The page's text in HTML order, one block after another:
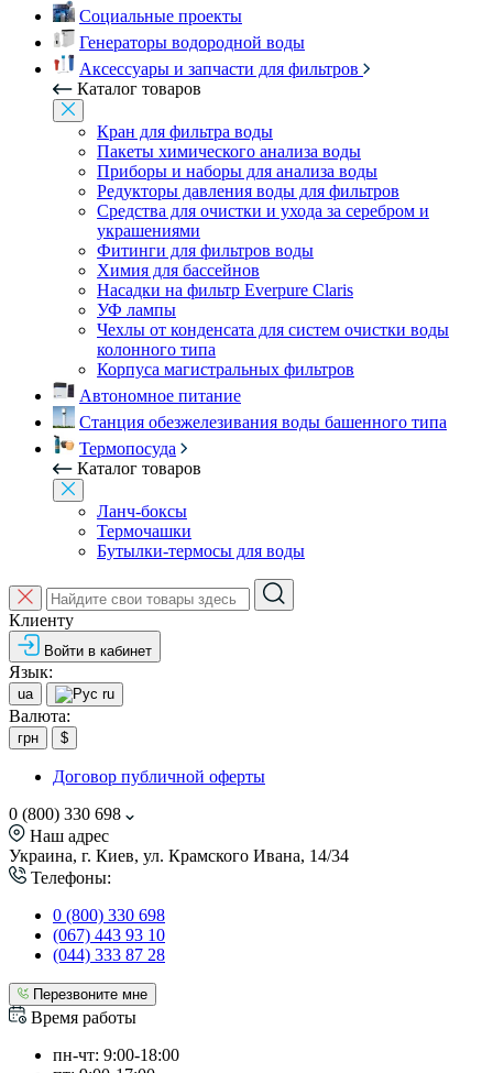
Социальные проекты
Генераторы водородной воды
Аксессуары и запчасти для фильтров
Каталог товаров
Кран для фильтра воды
Пакеты химического анализа воды
Приборы и наборы для анализа воды
Редукторы давления воды для фильтров
Средства для очистки и ухода за серебром и
украшениями
Фитинги для фильтров воды
Химия для бассейнов
Насадки на фильтр Everpure Claris
УФ лампы
Чехлы от конденсата для систем очистки воды
колонного типа
Корпуса магистральных фильтров
Автономное питание
Станция обезжелезивания воды башенного типа
Термопосуда
Каталог товаров
Ланч-боксы
Термочашки
Бутылки-термосы для воды
Клиенту
Войти в кабинет
Язык:
ua ru
Валюта:
грн $
Договор публичной оферты
0 (800) 330 698
Наш адрес
Украина, г. Киев, ул. Крамского Ивана, 14/34
Телефоны:
0 (800) 330 698
(067) 443 93 10
(044) 333 87 28
Перезвоните мне
Время работы
пн-чт: 9:00-18:00